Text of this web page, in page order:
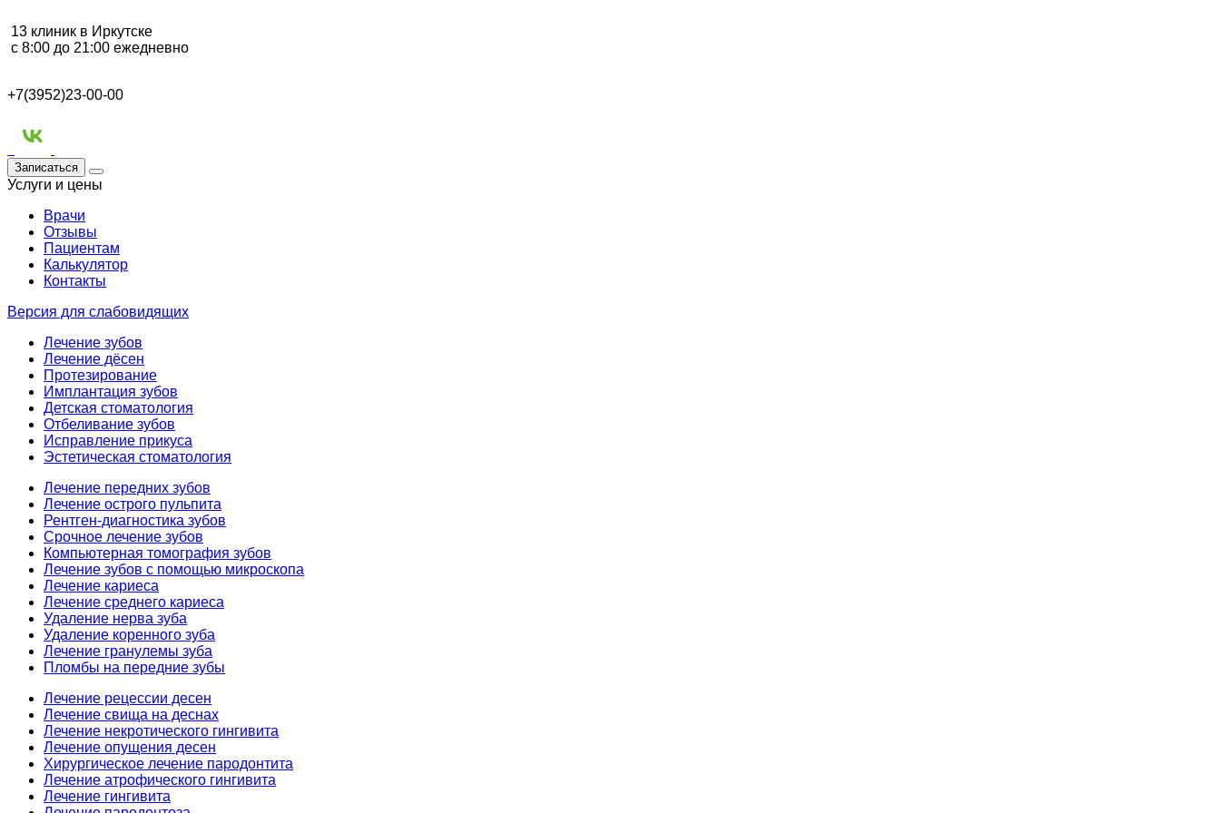
13 клиник в Иркутске
с 8:00 до 21:00 ежедневно
+7(3952)23-00-00
Записаться
Услуги и цены
Врачи
Отзывы
Пациентам
Калькулятор
Контакты
Версия для слабовидящих
Лечение зубов
Лечение дёсен
Протезирование
Имплантация зубов
Детская стоматология
Отбеливание зубов
Исправление прикуса
Эстетическая стоматология
Лечение передних зубов
Лечение острого пульпита
Рентген-диагностика зубов
Срочное лечение зубов
Компьютерная томография зубов
Лечение зубов с помощью микроскопа
Лечение кариеса
Лечение среднего кариеса
Удаление нерва зуба
Удаление коренного зуба
Лечение гранулемы зуба
Пломбы на передние зубы
Лечение рецессии десен
Лечение свища на деснах
Лечение некротического гингивита
Лечение опущения десен
Хирургическое лечение пародонтита
Лечение атрофического гингивита
Лечение гингивита